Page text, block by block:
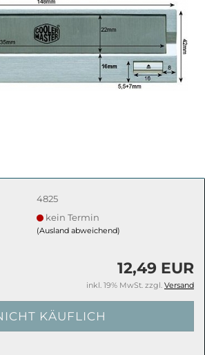
4825
kein Termin
(Ausland abweichend)
12,49 EUR
inkl. 19% MwSt. zzgl. Versand